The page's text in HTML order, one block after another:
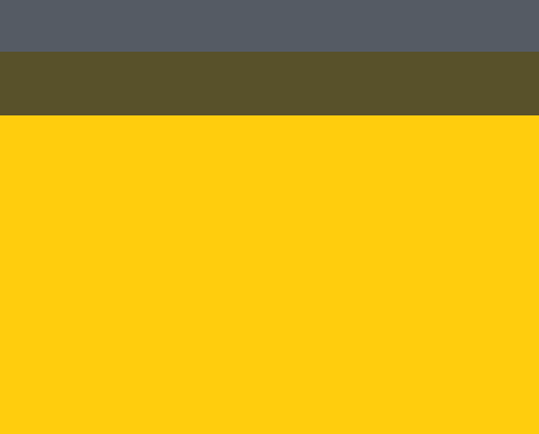
Besuchen Sie uns auf: